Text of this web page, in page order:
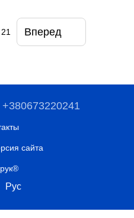
Вперед
+380673220241
сайта
Рус